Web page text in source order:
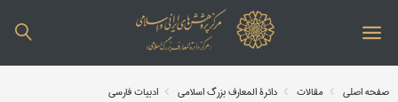
صفحه اصلی مقالات دائرة المعارف بزرگ اسلامی ادبیات فارسی